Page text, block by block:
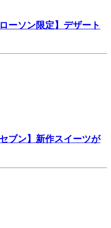
ーソン限定】デザート
ブン】新作スイーツが